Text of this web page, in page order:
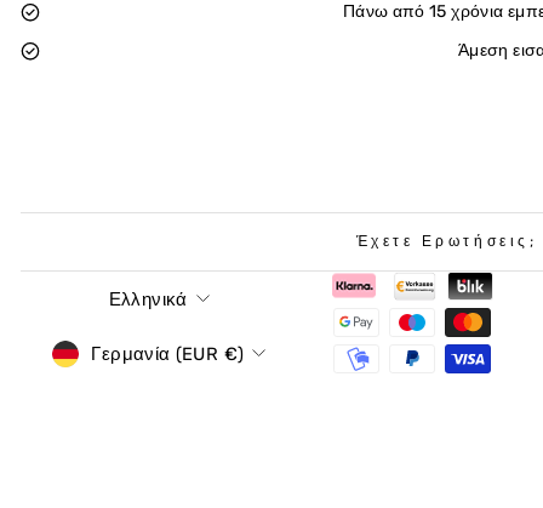
Πάνω από 15 χρόνια
Άμεση
Έχετε
Γλώσσα
Ελληνικά
νόμισμα
Γερμανία (EUR €)